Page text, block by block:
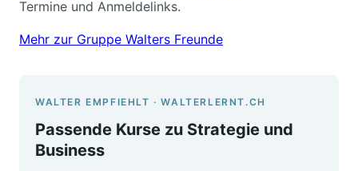
Termine und Anmeldelinks.
Mehr zur Gruppe Walters Freunde
WALTER EMPFIEHLT · WALTERLERNT.CH
Passende Kurse zu Strategie und
Business